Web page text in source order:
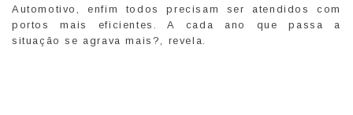
Automotivo, enfim todos precisam ser atendidos com
portos mais eficientes. A cada ano que passa a
situação se agrava mais?, revela.